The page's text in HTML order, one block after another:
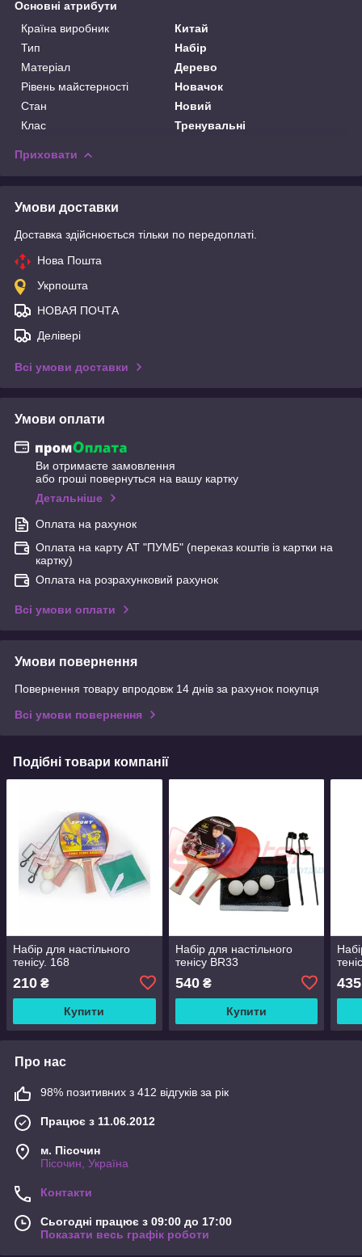
Основні атрибути
Країна виробник
Китай
Тип
Набір
Матеріал
Дерево
Рівень майстерності
Новачок
Стан
Новий
Клас
Тренувальні
Приховати
Умови доставки
Доставка здійснюється тільки по передоплаті.
Нова Пошта
Укрпошта
НОВАЯ ПОЧТА
Делівері
Всі умови доставки
Умови оплати
Ви отримаєте замовлення
або гроші повернуться на вашу картку
Детальніше
Оплата на рахунок
Оплата на карту АТ "ПУМБ" (переказ коштів із картки на
картку)
Оплата на розрахунковий рахунок
Всі умови оплати
Умови повернення
Повернення товару впродовж 14 днів за рахунок покупця
Всі умови повернення
Подібні товари компанії
Набір для настільного
тенісу. 168
210 ₴
Купити
Набір для настільного
тенісу BR33
540₴
Купити
435
Про нас
98% позитивних з 412 відгуків за рік
Працює з 11.06.2012
м. Пісочин
Пісочин, Україна
Контакти
Сьогодні працює з 09:00 до 17:00
Показати весь графік роботи